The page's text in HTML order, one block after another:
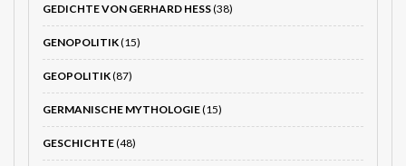
GEDICHTE VON GERHARD HESS(38)
GENOPOLITIK(15)
GEOPOLITIK(87)
GERMANISCHE MYTHOLOGIE(15)
GESCHICHTE(48)